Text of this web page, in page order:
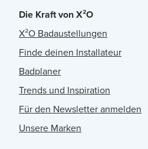
Die Kraft von X²O
X²O Badaustellungen
Finde deinen Installateur
Badplaner
Trends und Inspiration
Für den Newsletter anmelden
Unsere Marken